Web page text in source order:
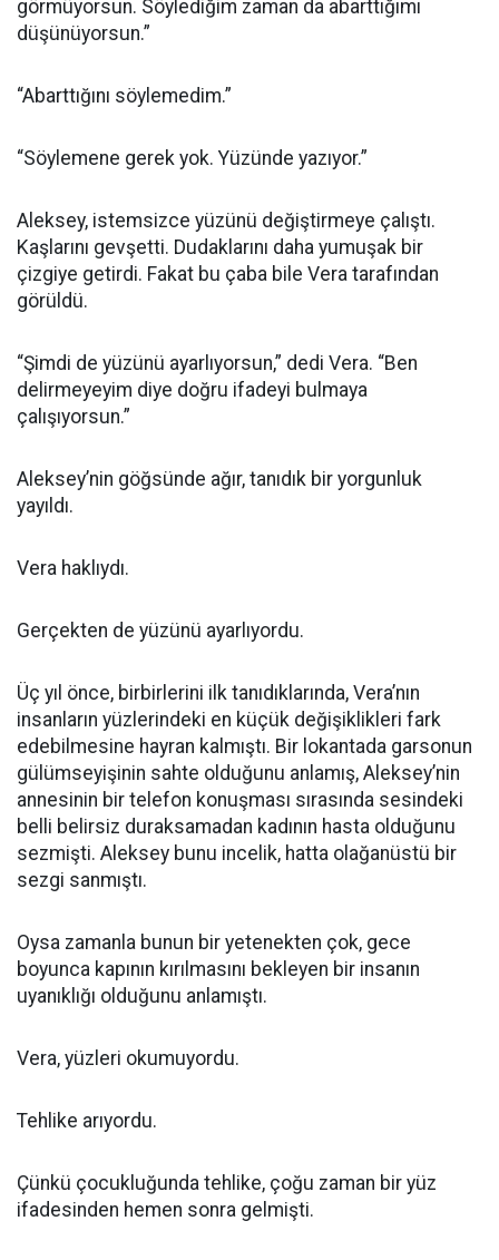
görmüyorsun. Söylediğim zaman da abarttığımı
düşünüyorsun.”
“Abarttığını söylemedim.”
“Söylemene gerek yok. Yüzünde yazıyor.”
Aleksey, istemsizce yüzünü değiştirmeye çalıştı.
Kaşlarını gevşetti. Dudaklarını daha yumuşak bir
çizgiye getirdi. Fakat bu çaba bile Vera tarafından
görüldü.
“Şimdi de yüzünü ayarlıyorsun,” dedi Vera. “Ben
delirmeyeyim diye doğru ifadeyi bulmaya
çalışıyorsun.”
Aleksey’nin göğsünde ağır, tanıdık bir yorgunluk
yayıldı.
Vera haklıydı.
Gerçekten de yüzünü ayarlıyordu.
Üç yıl önce, birbirlerini ilk tanıdıklarında, Vera’nın
insanların yüzlerindeki en küçük değişiklikleri fark
edebilmesine hayran kalmıştı. Bir lokantada garsonun
gülümseyişinin sahte olduğunu anlamış, Aleksey’nin
annesinin bir telefon konuşması sırasında sesindeki
belli belirsiz duraksamadan kadının hasta olduğunu
sezmişti. Aleksey bunu incelik, hatta olağanüstü bir
sezgi sanmıştı.
Oysa zamanla bunun bir yetenekten çok, gece
boyunca kapının kırılmasını bekleyen bir insanın
uyanıklığı olduğunu anlamıştı.
Vera, yüzleri okumuyordu.
Tehlike arıyordu.
Çünkü çocukluğunda tehlike, çoğu zaman bir yüz
ifadesinden hemen sonra gelmişti.